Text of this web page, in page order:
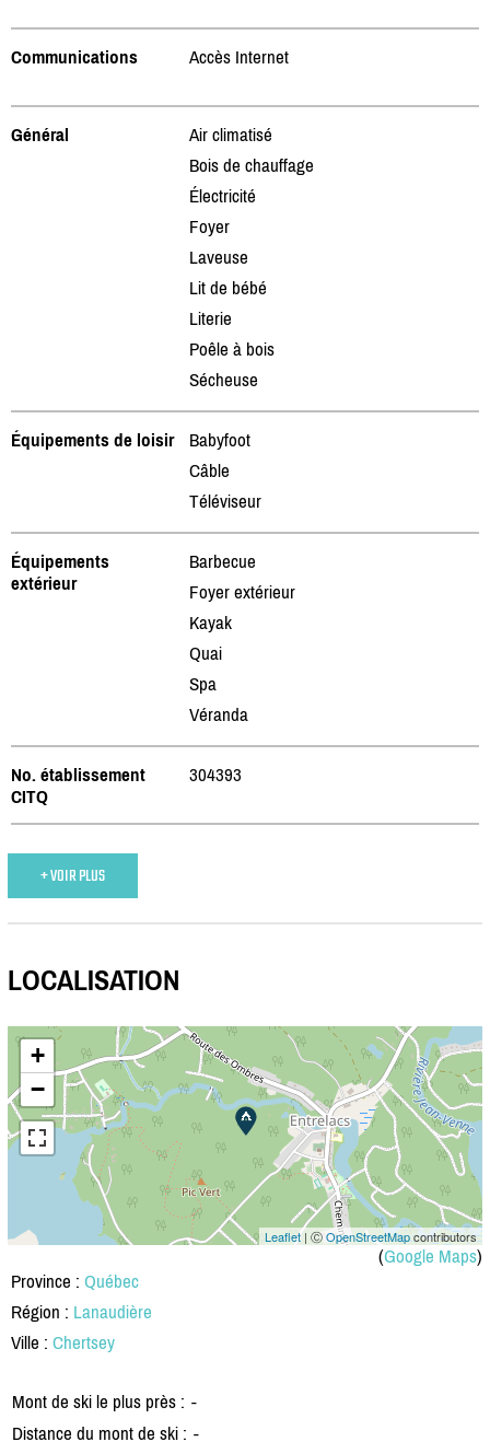
Communications Accès Internet
Général
Air climatisé
Bois de chauffage
Électricité
Foyer
Laveuse
Lit de bébé
Literie
Poêle à bois
Sécheuse
Équipements de loisir
Babyfoot
Câble
Téléviseur
Équipements
extérieur
Barbecue
Foyer extérieur
Kayak
Quai
Spa
Véranda
No. établissement
CITQ
304393
+ VOIR PLUS
LOCALISATION
+
−
Leaflet| ⒸOpenStreetMapcontributors
(Google Maps)
Province : Québec
Région : Lanaudière
Ville : Chertsey
Mont de ski le plus près : -
Distance du mont de ski : -